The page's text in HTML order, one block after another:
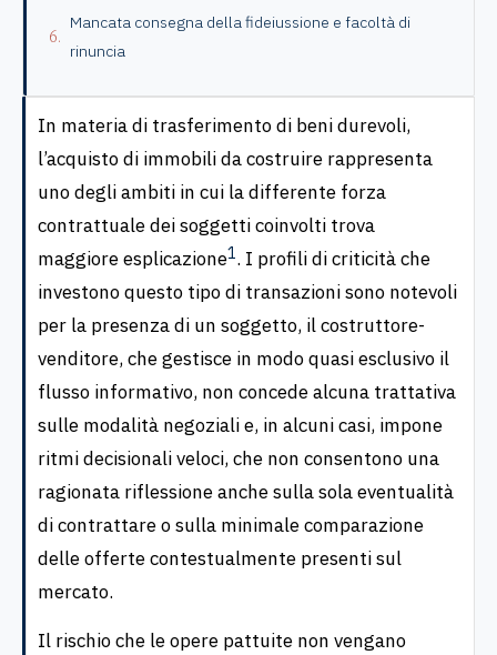
Mancata consegna della fideiussione e facoltà di
rinuncia
In materia di trasferimento di beni durevoli,
l’acquisto di immobili da costruire rappresenta
uno degli ambiti in cui la differente forza
contrattuale dei soggetti coinvolti trova
maggiore esplicazione1. I profili di criticità che
investono questo tipo di transazioni sono notevoli
per la presenza di un soggetto, il costruttore-
venditore, che gestisce in modo quasi esclusivo il
flusso informativo, non concede alcuna trattativa
sulle modalità negoziali e, in alcuni casi, impone
ritmi decisionali veloci, che non consentono una
ragionata riflessione anche sulla sola eventualità
di contrattare o sulla minimale comparazione
delle offerte contestualmente presenti sul
mercato.
Il rischio che le opere pattuite non vengano